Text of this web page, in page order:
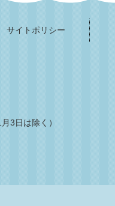
サイトポリシー
3日は除く）